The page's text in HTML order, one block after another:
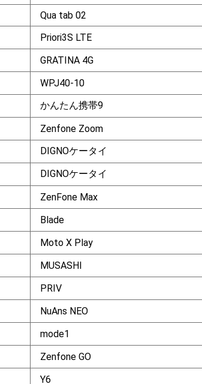
Qua tab 02
Priori3S LTE
GRATINA 4G
WPJ40-10
かんたん携帯9
Zenfone Zoom
DIGNOケータイ
DIGNOケータイ
ZenFone Max
Blade
Moto X Play
MUSASHI
PRIV
NuAns NEO
mode1
Zenfone GO
Y6